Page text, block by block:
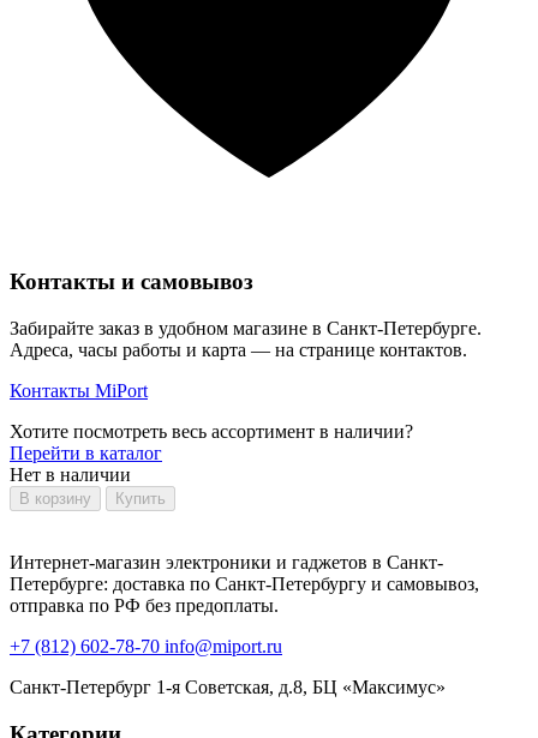
Контакты и самовывоз
Забирайте заказ в удобном магазине в Санкт-Петербурге.
Адреса, часы работы и карта — на странице контактов.
Контакты MiPort
Хотите посмотреть весь ассортимент в наличии?
Перейти в каталог
Нет в наличии
В корзину Купить
Интернет-магазин электроники и гаджетов в Санкт-
Петербурге: доставка по Санкт-Петербургу и самовывоз,
отправка по РФ без предоплаты.
+7 (812) 602-78-70 info@miport.ru
Санкт-Петербург 1-я Советская, д.8, БЦ «Максимус»